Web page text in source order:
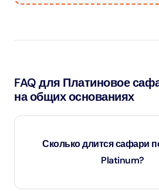
FAQ для Платиновое
на общих основаниях
Сколько длится сафари
Platinum?